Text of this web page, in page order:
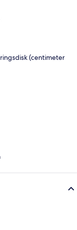
(centimeter